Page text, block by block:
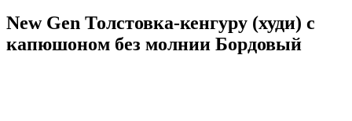
New Gen Толстовка-кенгуру (худи) с
капюшоном без молнии Бордовый